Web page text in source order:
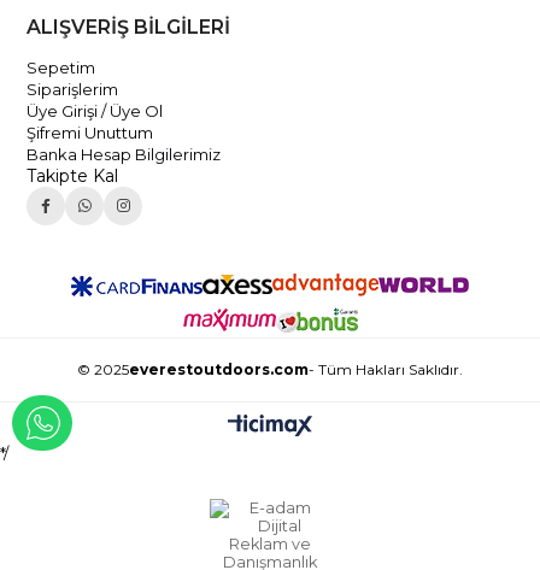
ALIŞVERİŞ BİLGİLERİ
Sepetim
Siparişlerim
Üye Girişi / Üye Ol
Şifremi Unuttum
Banka Hesap Bilgilerimiz
Takipte Kal
© 2025everestoutdoors.com- Tüm Hakları Saklıdır.
*/
WHATSAPP İLE İLETİŞİME GEÇ